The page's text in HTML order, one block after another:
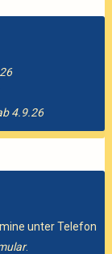
4.9.26
unter Telefon
.